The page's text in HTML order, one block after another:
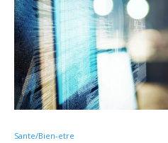
Sante/Bien-etre